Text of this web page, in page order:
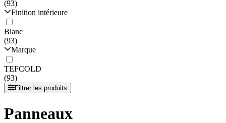
(93)
Finition intérieure
Blanc
(93)
Marque
TEFCOLD
(93)
Filtrer les produits
Panneaux